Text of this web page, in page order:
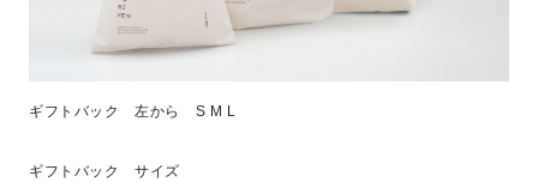
ギフトバック 左から S M L
ギフトバック サイズ